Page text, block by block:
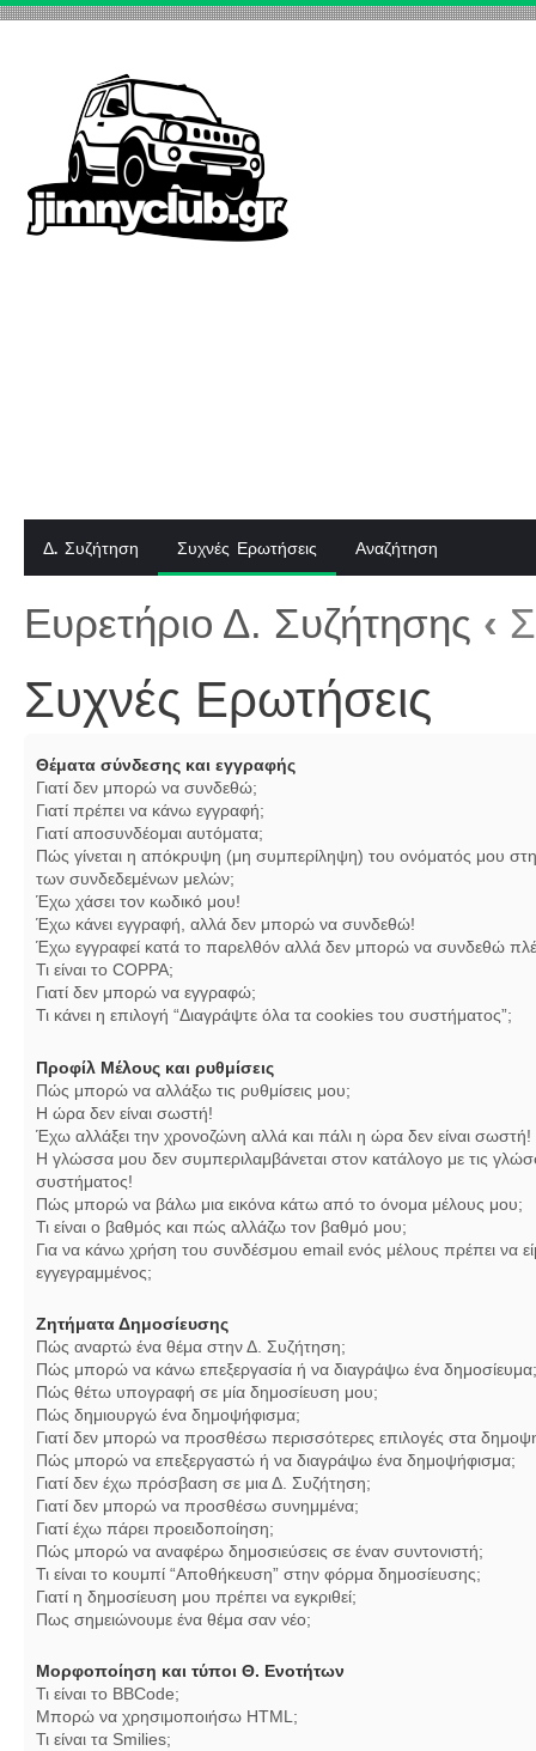
Δ. Συζήτηση Συχνές Ερωτήσεις Αναζήτηση
Ευρετήριο Δ. Συζήτησης ‹
Συχνές Ερωτήσεις
Θέματα σύνδεσης και εγγραφής
Γιατί δεν μπορώ να συνδεθώ;
Γιατί πρέπει να κάνω εγγραφή;
Γιατί αποσυνδέομαι αυτόματα;
Πώς γίνεται η απόκρυψη (μη συμπερίληψη) του ονόματός μου στη
των συνδεδεμένων μελών;
Έχω χάσει τον κωδικό μου!
Έχω κάνει εγγραφή, αλλά δεν μπορώ να συνδεθώ!
Έχω εγγραφεί κατά το παρελθόν αλλά δεν μπορώ να συνδεθώ
Τι είναι το COPPA;
Γιατί δεν μπορώ να εγγραφώ;
Τι κάνει η επιλογή “Διαγράψτε όλα τα cookies του συστήματος”;
Προφίλ Μέλους και ρυθμίσεις
Πώς μπορώ να αλλάξω τις ρυθμίσεις μου;
Η ώρα δεν είναι σωστή!
Έχω αλλάξει την χρονοζώνη αλλά και πάλι η ώρα δεν είναι σωστή!
Η γλώσσα μου δεν συμπεριλαμβάνεται στον κατάλογο με τις
συστήματος!
Πώς μπορώ να βάλω μια εικόνα κάτω από το όνομα μέλους μου;
Τι είναι ο βαθμός και πώς αλλάζω τον βαθμό μου;
Για να κάνω χρήση του συνδέσμου email ενός μέλους πρέπει να
εγγεγραμμένος;
Ζητήματα Δημοσίευσης
Πώς αναρτώ ένα θέμα στην Δ. Συζήτηση;
Πώς μπορώ να κάνω επεξεργασία ή να διαγράψω ένα δημοσίευμα;
Πώς θέτω υπογραφή σε μία δημοσίευση μου;
Πώς δημιουργώ ένα δημοψήφισμα;
Γιατί δεν μπορώ να προσθέσω περισσότερες επιλογές στα
Πώς μπορώ να επεξεργαστώ ή να διαγράψω ένα δημοψήφισμα;
Γιατί δεν έχω πρόσβαση σε μια Δ. Συζήτηση;
Γιατί δεν μπορώ να προσθέσω συνημμένα;
Γιατί έχω πάρει προειδοποίηση;
Πώς μπορώ να αναφέρω δημοσιεύσεις σε έναν συντονιστή;
Τι είναι το κουμπί “Αποθήκευση” στην φόρμα δημοσίευσης;
Γιατί η δημοσίευση μου πρέπει να εγκριθεί;
Πως σημειώνουμε ένα θέμα σαν νέο;
Μορφοποίηση και τύποι Θ. Ενοτήτων
Τι είναι το BBCode;
Μπορώ να χρησιμοποιήσω HTML;
Τι είναι τα Smilies;